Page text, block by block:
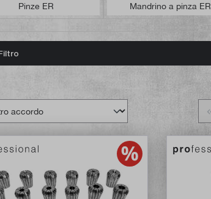
Pinze ER Mandrino a pinza ER